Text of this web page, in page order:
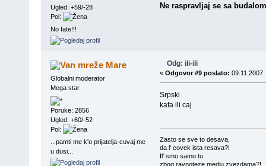
Ugled: +59/-28
Pol:
No fate!!!
Ne raspravljaj se sa
Mare
Globalni moderator
Mega star
Poruke: 2856
Ugled: +60/-52
Pol:
...pamti me k'o prijatelja-cuvaj me
u dusi...
Odg: ili-ili
« Odgovor #9 poslato:
Srpski
kafa ili caj
Zasto se sve to desava,
da l' covek ista resava?!
Il' smo samo tu
zbog ravnoteze medju zvezdama?!